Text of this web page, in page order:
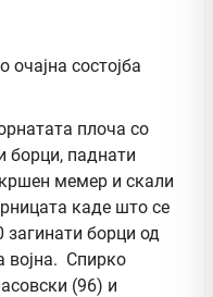
плоча со
борци, паднати
мемер и скали
каде што се
загинати борци од
војна. Спирко
(96) и